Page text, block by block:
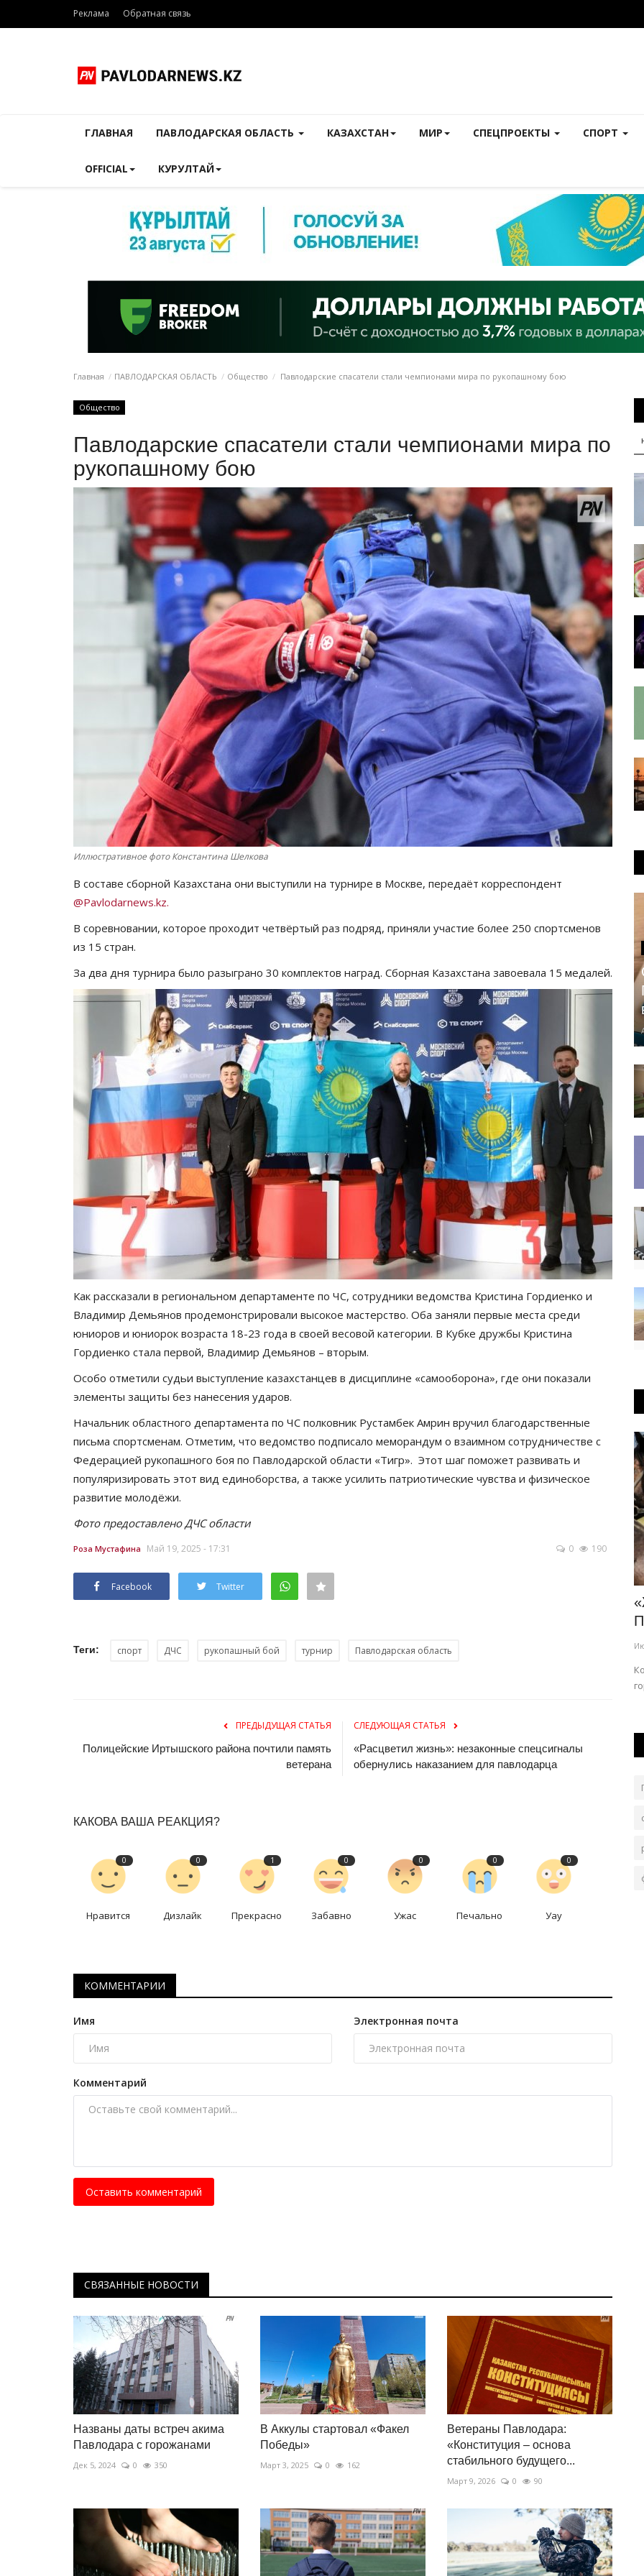
Реклама Обратная связь
ГЛАВНАЯ ПАВЛОДАРСКАЯ ОБЛАСТЬ КАЗАХСТАН МИР СПЕЦПРОЕКТЫ СПОРТ
OFFICIAL КУРУЛТАЙ
Главная ПАВЛОДАРСКАЯ ОБЛАСТЬ Общество Павлодарские спасатели стали чемпионами мира по рукопашному бою
Общество
Павлодарские спасатели стали чемпионами мира по
рукопашному бою
Иллюстративное фото Константина Шелкова
В составе сборной Казахстана они выступили на турнире в Москве, передаёт корреспондент
@Pavlodarnews.kz.
В соревновании, которое проходит четвёртый раз подряд, приняли участие более 250 спортсменов
из 15 стран.
За два дня турнира было разыграно 30 комплектов наград. Сборная Казахстана завоевала 15 медалей.
Как рассказали в региональном департаменте по ЧС, сотрудники ведомства Кристина Гордиенко и
Владимир Демьянов продемонстрировали высокое мастерство. Оба заняли первые места среди
юниоров и юниорок возраста 18-23 года в своей весовой категории. В Кубке дружбы Кристина
Гордиенко стала первой, Владимир Демьянов – вторым.
Особо отметили судьи выступление казахстанцев в дисциплине «самооборона», где они показали
элементы защиты без нанесения ударов.
Начальник областного департамента по ЧС полковник Рустамбек Амрин вручил благодарственные
письма спортсменам. Отметим, что ведомство подписало меморандум о взаимном сотрудничестве с
Федерацией рукопашного боя по Павлодарской области «Тигр». Этот шаг поможет развивать и
популяризировать этот вид единоборства, а также усилить патриотические чувства и физическое
развитие молодёжи.
Фото предоставлено ДЧС области
Роза Мустафина Май 19, 2025 - 17:31 0 190
Facebook Twitter
Теги: спорт ДЧС рукопашный бой турнир Павлодарская область
ПРЕДЫДУЩАЯ СТАТЬЯ
Полицейские Иртышского района почтили память
ветерана
СЛЕДУЮЩАЯ СТАТЬЯ
«Расцветил жизнь»: незаконные спецсигналы
обернулись наказанием для павлодарца
КАКОВА ВАША РЕАКЦИЯ?
0
Нравится
0
Дизлайк
1
Прекрасно
0
Забавно
0
Ужас
0
Печально
0
Уау
КОММЕНТАРИИ
Имя Электронная почта
Комментарий
Оставить комментарий
СВЯЗАННЫЕ НОВОСТИ
Названы даты встреч акима
Павлодара с горожанами
Дек 5, 2024 0 350
В Аккулы стартовал «Факел
Победы»
Март 3, 2025 0 162
Ветераны Павлодара:
«Конституция – основа
стабильного будущего...
Март 9, 2026 0 90
Культура
Вокалисты из Аксу блеснули на
Июль 30, 2026
Культура
Июль 29, 2026